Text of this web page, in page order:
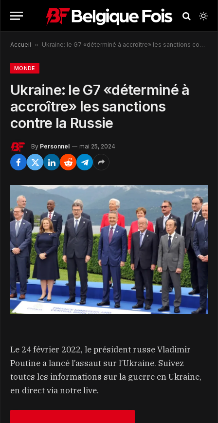
Accueil » Ukraine: le G7 «déterminé à accroître» les sanctions contre la Russie
MONDE
Ukraine: le G7 «déterminé à
accroître» les sanctions
contre la Russie
By Personnel mai 25, 2024
Le 24 février 2022, le président russe Vladimir
Poutine a lancé l’assaut sur l’Ukraine. Suivez
toutes les informations sur la guerre en Ukraine,
en direct via notre live.